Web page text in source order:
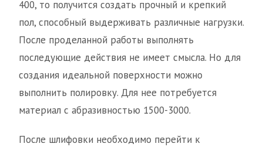
400, то получится создать прочный и крепкий
пол, способный выдерживать различные нагрузки.
После проделанной работы выполнять
последующие действия не имеет смысла. Но для
создания идеальной поверхности можно
выполнить полировку. Для нее потребуется
материал с абразивностью 1500-3000.
После шлифовки необходимо перейти к